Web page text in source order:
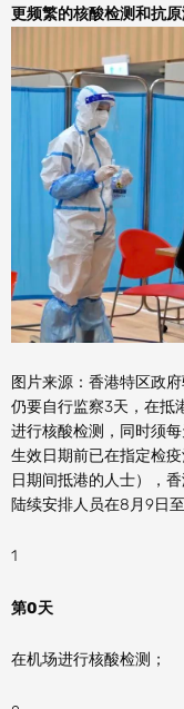
更频繁的核酸检测和抗
图片来源：香港特区政
仍要自行监察3天，在抵
进行核酸检测，同时须
生效日期前已在指定检
日期间抵港的人士），
陆续安排人员在8月9日
1
第0天
在机场进行核酸检测；